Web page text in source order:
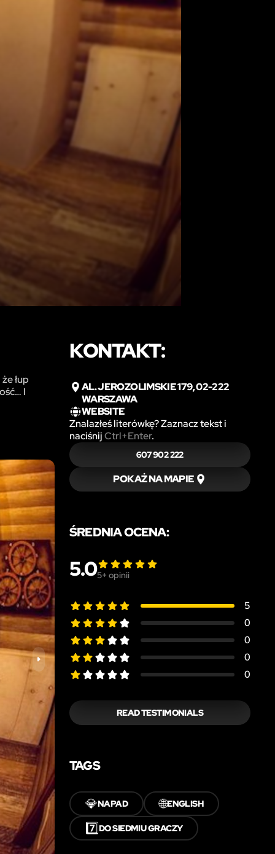
łup
I
KONTAKT:
AL. JEROZOLIMSKIE 179, 02-222
WARSZAWA
WEBSITE
Znalazłeś literówkę? Zaznacz tekst i
naciśnijCtrl+Enter.
607 902 222
POKAŻ NA MAPIE
ŚREDNIA OCENA:
5.05+ opinii
5
0
0
0
0
READ TESTIMONIALS
TAGS
💎NAPAD 🌐ENGLISH
7️⃣DO SIEDMIU GRACZY